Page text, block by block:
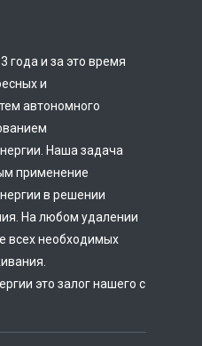
года и за это время
и
автономного
Наша задача
применение
в решении
На любом удалении
всех необходимых
это залог нашего с